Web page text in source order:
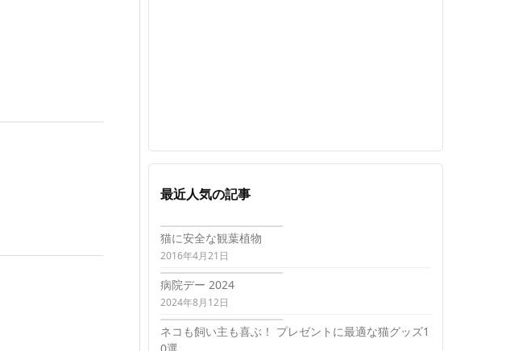
最近人気の記事
猫に安全な観葉植物
2016年4月21日
病院デー 2024
2024年8月12日
ネコも飼い主も喜ぶ！ プレゼントに最適な猫グッズ1